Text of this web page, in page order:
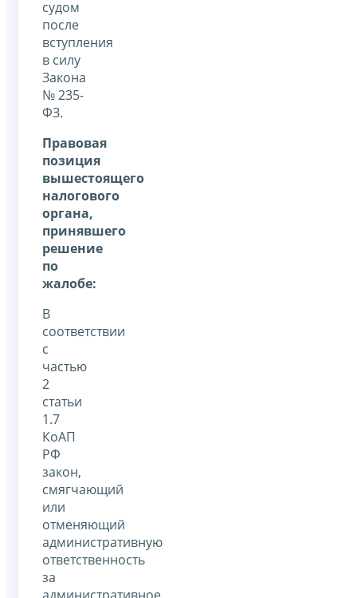
судом
после
вступления
в силу
Закона
№ 235-
ФЗ.
Правовая
позиция
вышестоящего
налогового
органа,
принявшего
решение
по
жалобе:
В
соответствии
с
частью
2
статьи
1.7
КоАП
РФ
закон,
смягчающий
или
отменяющий
административную
ответственность
за
административное